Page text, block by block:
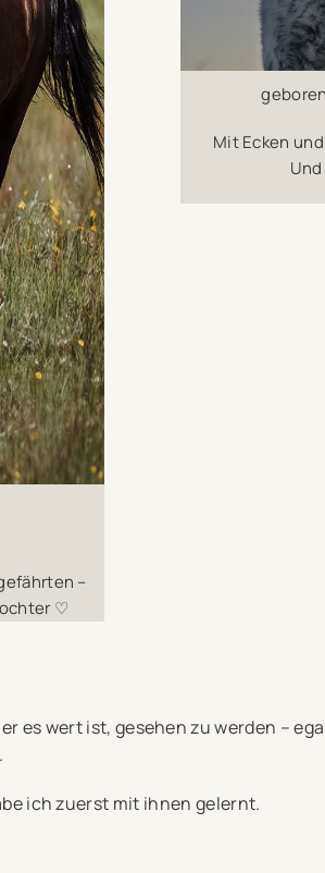
–
♡
Mit Ecken
es wert ist, gesehen zu werden –
ich zuerst mit ihnen gelernt.